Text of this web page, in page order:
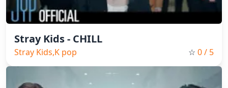
Stray Kids - CHILL
Stray Kids,K pop ☆ 0/ 5